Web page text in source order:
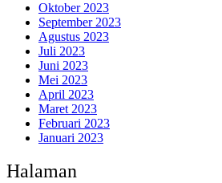
Oktober 2023
September 2023
Agustus 2023
Juli 2023
Juni 2023
Mei 2023
April 2023
Maret 2023
Februari 2023
Januari 2023
Halaman